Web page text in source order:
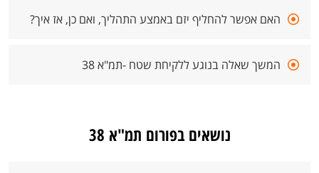
האם אפשר להחליף יזם באמצע התהליך, ואם כן, אז איך?
המשך שאלה בנוגע ללקיחת שטח -תמ"א 38
נושאים בפורום תמ"א 38